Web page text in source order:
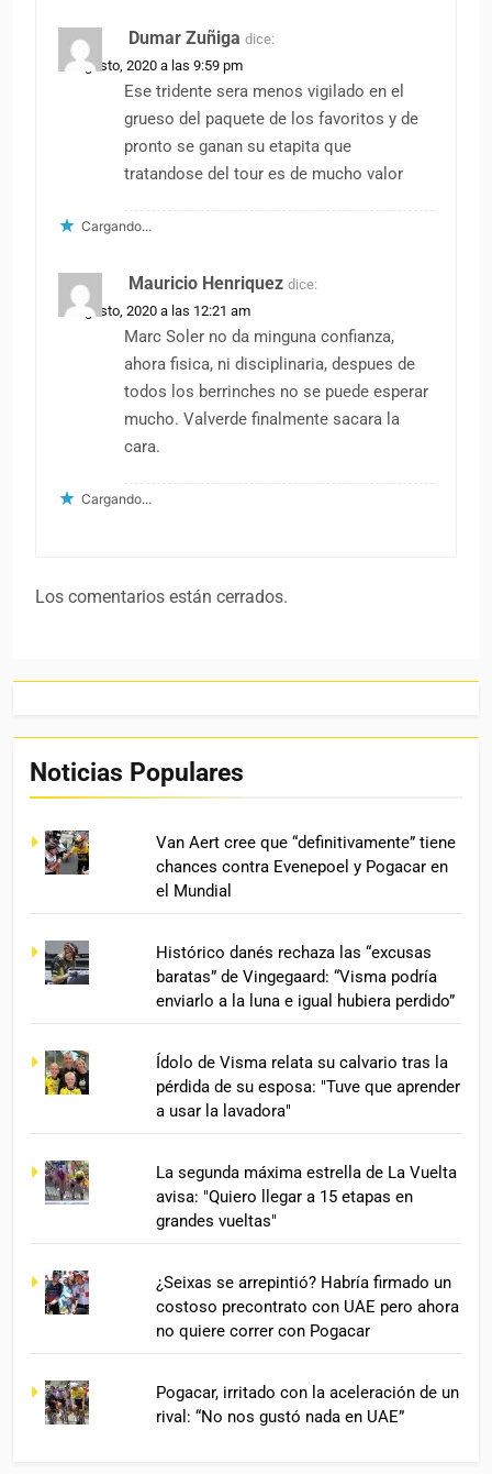
Dumar Zuñiga dice:
26 agosto, 2020 a las 9:59 pm
Ese tridente sera menos vigilado en el
grueso del paquete de los favoritos y de
pronto se ganan su etapita que
tratandose del tour es de mucho valor
Cargando...
Mauricio Henriquez dice:
27 agosto, 2020 a las 12:21 am
Marc Soler no da minguna confianza,
ahora fisica, ni disciplinaria, despues de
todos los berrinches no se puede esperar
mucho. Valverde finalmente sacara la
cara.
Cargando...
Los comentarios están cerrados.
Noticias Populares
Van Aert cree que “definitivamente” tiene
chances contra Evenepoel y Pogacar en
el Mundial
Histórico danés rechaza las “excusas
baratas” de Vingegaard: “Visma podría
enviarlo a la luna e igual hubiera perdido”
Ídolo de Visma relata su calvario tras la
pérdida de su esposa: "Tuve que aprender
a usar la lavadora"
La segunda máxima estrella de La Vuelta
avisa: "Quiero llegar a 15 etapas en
grandes vueltas"
¿Seixas se arrepintió? Habría firmado un
costoso precontrato con UAE pero ahora
no quiere correr con Pogacar
Pogacar, irritado con la aceleración de un
rival: “No nos gustó nada en UAE”